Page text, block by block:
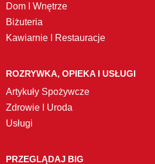
Dom I Wnętrze
Biżuteria
Kawiarnie I Restauracje
ROZRYWKA, OPIEKA I USŁUGI
Artykuły Spożywcze
Zdrowie I Uroda
Usługi
PRZEGLĄDAJ BIG